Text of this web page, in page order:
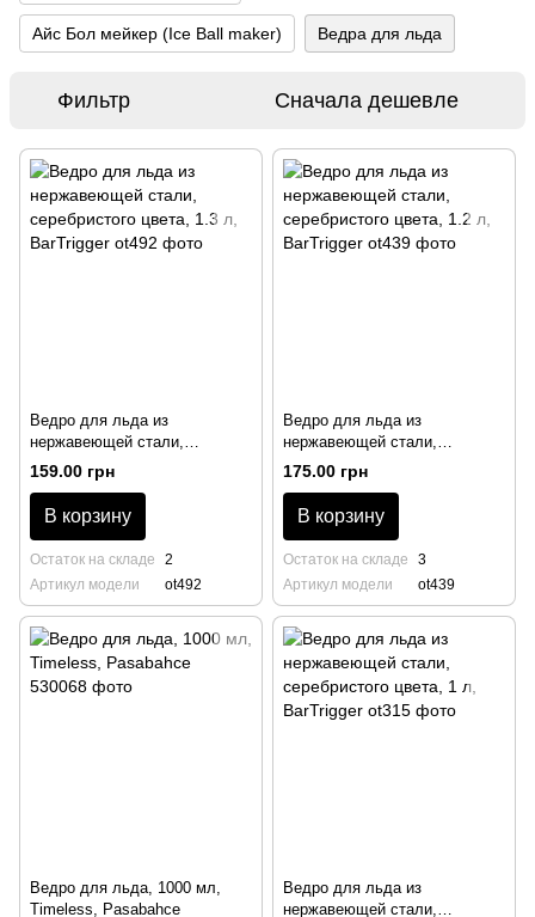
Айс Бол мейкер (Ice Ball maker) Ведра для льда
Фильтр Сначала дешевле
Ведро для льда из
нержавеющей стали,
серебристого цвета, 1.3 л,
BarTrigger
159.00 грн
В корзину
Остаток на складе
2
Артикул модели
ot492
Ведро для льда из
нержавеющей стали,
серебристого цвета, 1.2 л,
BarTrigger
175.00 грн
В корзину
Остаток на складе
3
Артикул модели
ot439
Ведро для льда, 1000 мл,
Timeless, Pasabahce
Ведро для льда из
нержавеющей стали,